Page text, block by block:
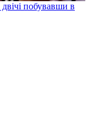
побувавши в